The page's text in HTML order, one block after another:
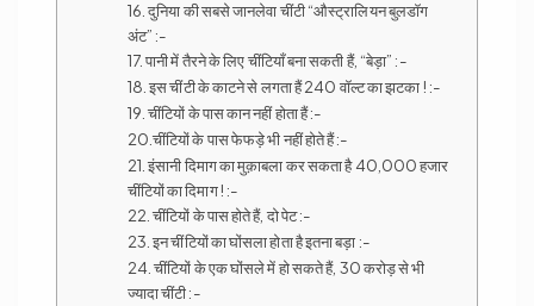
16. दुनिया की सबसे जानलेवा चींटी “औस्ट्रालियन बुलडॉग
अंट” :-
17. पानी में तैरने के लिए चींटियाँ बना सकती हैं, “बेड़ा” :-
18. इस चींटी के काटने से लगता हैं 240 वॉल्ट का झटका ! :-
19. चींटियों के पास कान नहीं होता हैं :-
20.चींटियों के पास फेफड़े भी नहीं होते हैं :-
21. इंसानी दिमाग का मुक़ाबला कर सकता है 40,000 हजार
चींटियों का दिमाग ! :-
22. चींटियों के पास होते हैं, दो पेट :-
23. इन चींटियों का घोंसला होता है इतना बड़ा :-
24. चींटियों के एक घोंसले में हो सकते हैं, 30 करोड़ से भी
ज्यादा चींटी :-